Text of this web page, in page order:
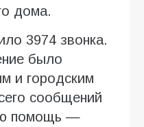
дома.
3974 звонка.
было
и городским
сообщений
помощь —